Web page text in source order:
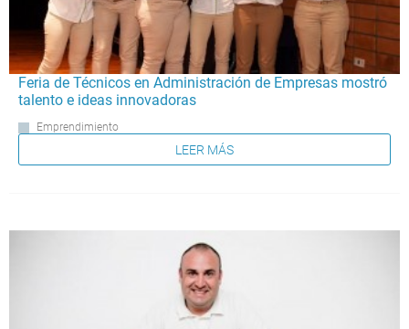
Feria de Técnicos en Administración de Empresas mostró
talento e ideas innovadoras
Emprendimiento
LEER MÁS